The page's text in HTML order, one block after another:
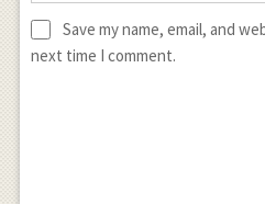
Save my name, email, and
next time I comment.